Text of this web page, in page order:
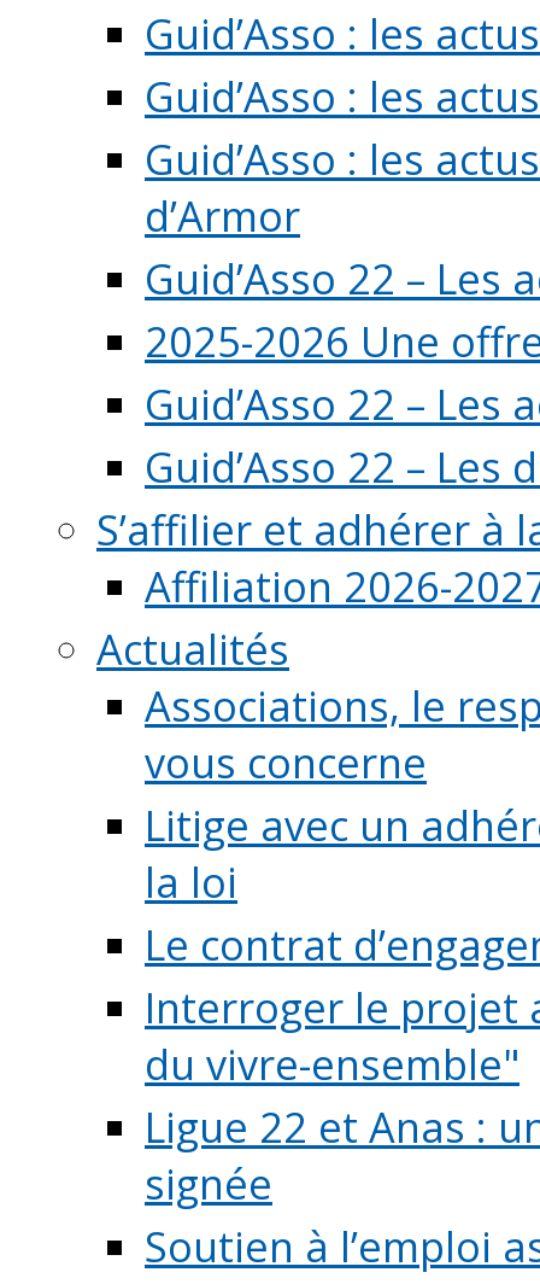
Guid’Asso : les
Guid’Asso : les
Guid’Asso : les
d’Armor
Guid’Asso 22 – Les
2025-2026 Une
Guid’Asso 22 –
Guid’Asso 22 – Les
S’affilier et adhérer à
Affiliation 2026-
Actualités
Associations, le
vous concerne
Litige avec un
la loi
Le contrat
Interroger le projet
du vivre-ensemble"
Ligue 22 et Anas :
signée
Soutien à l’emploi